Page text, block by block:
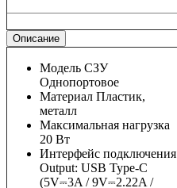
Описание
Модель СЗУ
Однопортовое
Материал Пластик,
металл
Максимальная нагрузка
20 Вт
Интерфейс подключения
Output: USB Type-C
(5V⎓3A / 9V⎓2.22A /